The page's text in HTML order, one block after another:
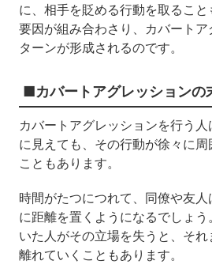
に、相手を貶める行動を取るこ
要因が組み合わさり、カバート
ターンが形成されるのです。
■カバートアグレッションの
カバートアグレッションを行う
に見えても、その行動が徐々に周
こともあります。
時間がたつにつれて、同僚や友
に距離を置くようになるでしょ
いた人がその立場を失うと、そ
離れていくこともあります。